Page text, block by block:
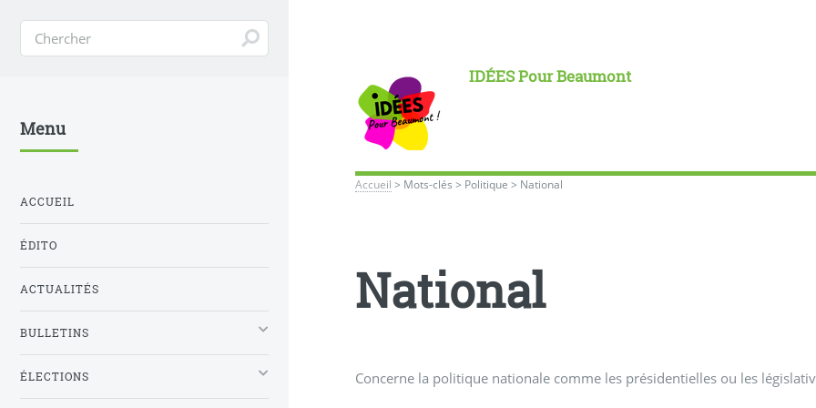
IDÉES Pour Beaumont
Accueil > Mots-clés > Politique > National
National
Concerne la politique nationale comme les présidentielles ou les
Menu
ACCUEIL
ÉDITO
ACTUALITÉS
BULLETINS
ÉLECTIONS